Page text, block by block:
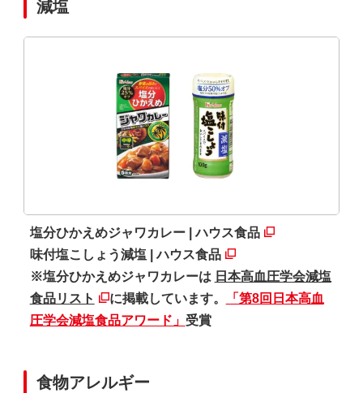
減塩
塩分ひかえめジャワカレー | ハウス食品
味付塩こしょう減塩 | ハウス食品
※塩分ひかえめジャワカレーは 日本高血圧学会減塩
食品リスト
に掲載しています。
「第8回日本高血
圧学会減塩食品アワード」 受賞
食物アレルギー